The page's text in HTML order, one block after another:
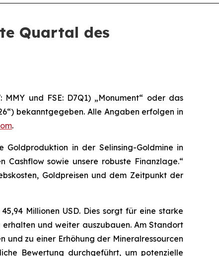
Quartal des
MMY und FSE: D7Q1) „Monument“ oder das
bekanntgegeben. Alle Angaben erfolgen in
.
Goldproduktion in der Selinsing-Goldmine in
sowie unsere robuste Finanzlage.“
Goldpreisen und dem Zeitpunkt der
Millionen USD. Dies sorgt für eine starke
und weiter auszubauen. Am Standort
zu einer Erhöhung der Mineralressourcen
Bewertung durchgeführt, um potenzielle